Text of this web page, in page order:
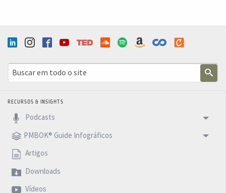
RECURSOS & INSIGHTS
Podcasts
PMBOK® Guide Infográficos
Artigos
Downloads
Vídeos